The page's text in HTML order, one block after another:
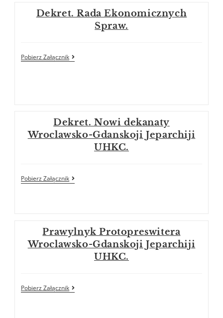
Dekret. Rada Ekonomicznych
Spraw.
Pobierz Załącznik
Dekret. Nowi dekanaty
Wroclawsko-Gdanskoji Jeparchiji
UHKC.
Pobierz Załącznik
Prawylnyk Protopreswitera
Wroclawsko-Gdanskoji Jeparchiji
UHKC.
Pobierz Załącznik